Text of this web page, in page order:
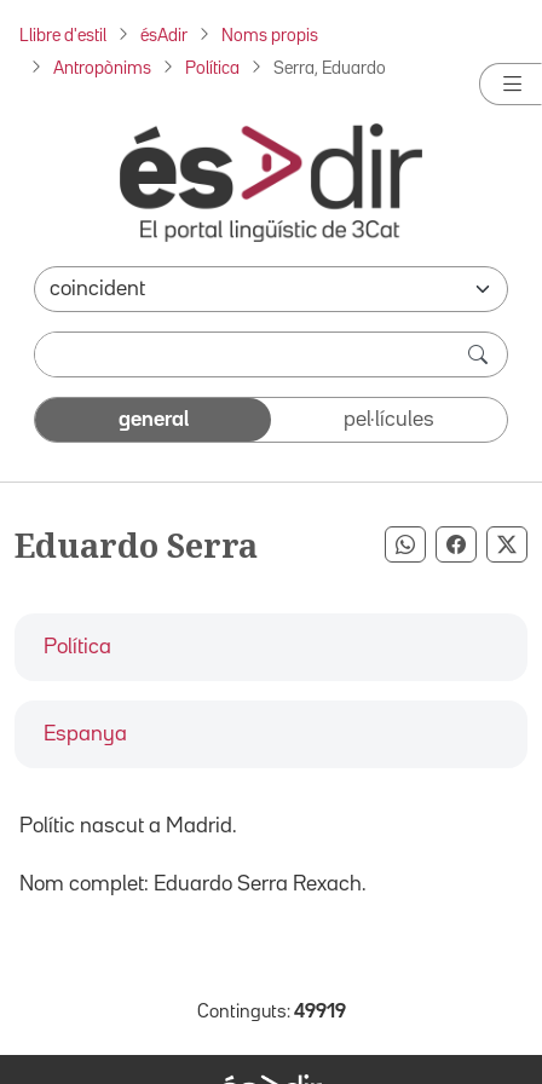
Llibre d'estil ésAdir Noms propis
Antropònims Política Serra, Eduardo
general pel·lícules
Eduardo Serra Compartir
Política
Espanya
Polític nascut a Madrid.
Nom complet: Eduardo Serra Rexach.
Continguts: 49919